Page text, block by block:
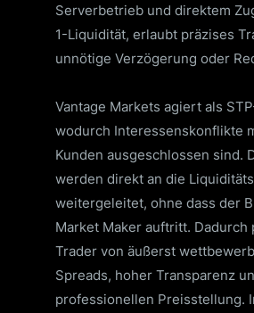
Serverbetrieb und direktem
1-Liquidität, erlaubt präzises
unnötige Verzögerung oder
Vantage Markets agiert als
wodurch Interessenskonflikte
Kunden ausgeschlossen sind.
werden direkt an die
weitergeleitet, ohne dass der
Market Maker auftritt. Dadurch
Trader von äußerst
Spreads, hoher Transparenz
professionellen Preisstellung.